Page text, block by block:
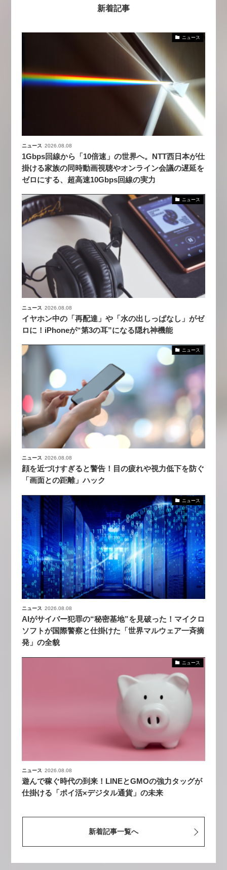
新着記事
ニュース
ニュース 2026.08.08
1Gbps回線から「10倍速」の世界へ。NTT西日本が仕
掛ける家族の同時動画視聴やオンライン会議の遅延を
ゼロにする、超高速10Gbps回線の実力
ニュース
ニュース 2026.08.08
イヤホン中の「再配達」や「水の出しっぱなし」がゼ
ロに！iPhoneが“第3の耳”になる隠れ神機能
ニュース
ニュース 2026.08.08
顔を近づけすぎると警告！目の疲れや視力低下を防ぐ
「画面との距離」ハック
ニュース
ニュース 2026.08.08
AIがサイバー犯罪の“秘密基地”を見破った！マイクロ
ソフトが国際警察と仕掛けた「世界マルウェア一斉摘
発」の全貌
ニュース
ニュース 2026.08.08
遊んで稼ぐ時代の到来！LINEとGMOの強力タッグが
仕掛ける「ポイ活×デジタル通貨」の未来
新着記事一覧へ